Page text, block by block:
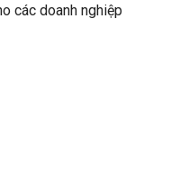
các doanh nghiệp